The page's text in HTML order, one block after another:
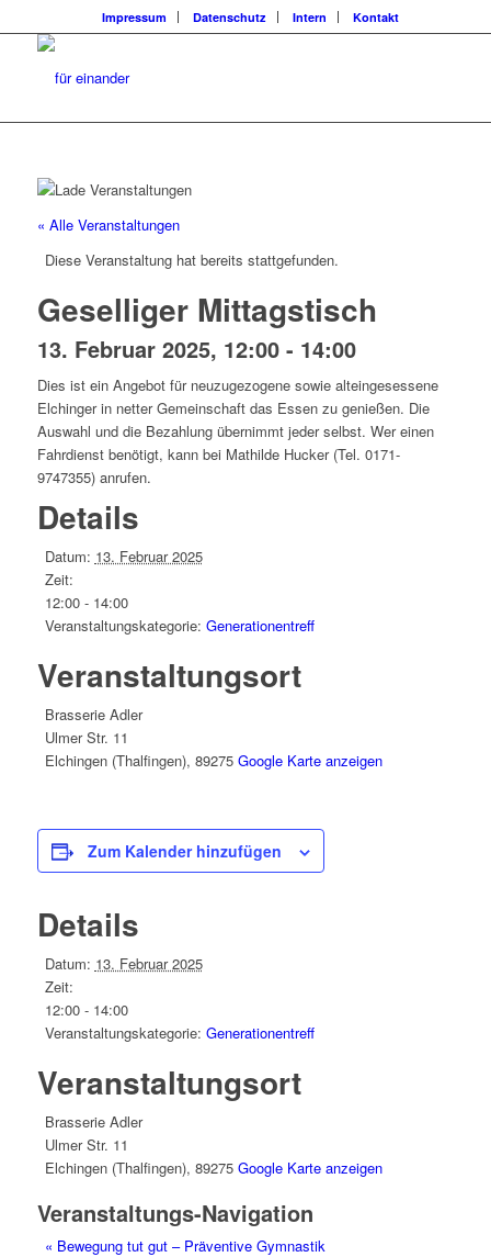
Impressum Datenschutz Intern Kontakt
« Alle Veranstaltungen
Diese Veranstaltung hat bereits stattgefunden.
Geselliger Mittagstisch
13. Februar 2025, 12:00- 14:00
Dies ist ein Angebot für neuzugezogene sowie alteingesessene
Elchinger in netter Gemeinschaft das Essen zu genießen. Die
Auswahl und die Bezahlung übernimmt jeder selbst. Wer einen
Fahrdienst benötigt, kann bei Mathilde Hucker (Tel. 0171-
9747355) anrufen.
Details
Datum: 13. Februar 2025
Zeit:
12:00 - 14:00
Veranstaltungskategorie: Generationentreff
Veranstaltungsort
Brasserie Adler
Ulmer Str. 11
Elchingen (Thalfingen), 89275 Google Karte anzeigen
Zum Kalender hinzufügen
Details
Datum: 13. Februar 2025
Zeit:
12:00 - 14:00
Veranstaltungskategorie: Generationentreff
Veranstaltungsort
Brasserie Adler
Ulmer Str. 11
Elchingen (Thalfingen), 89275 Google Karte anzeigen
Veranstaltungs-Navigation
« Bewegung tut gut – Präventive Gymnastik